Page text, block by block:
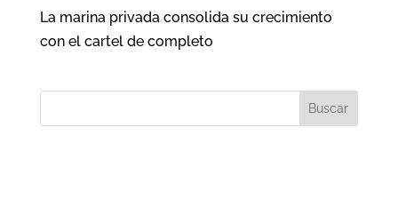
La marina privada consolida su crecimiento
con el cartel de completo
Buscar